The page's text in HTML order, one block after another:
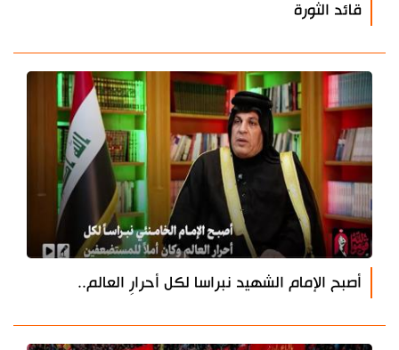
قائد الثورة
أصبح الإمام الشهيد نبراسا لكل أحرارِ العالم..